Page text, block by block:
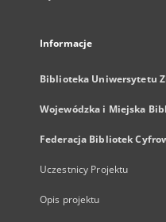
Informacje
Biblioteka Uniwersytetu
Wojewódzka i Miejska
Federacja Bibliotek
Uczestnicy Projektu
Opis projektu